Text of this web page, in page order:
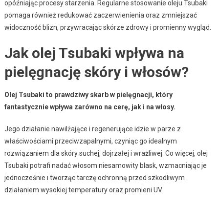
opóźniając procesy starzenia. Regularne stosowanie oleju Tsubaki
pomaga również redukować zaczerwienienia oraz zmniejszać
widoczność blizn, przywracając skórze zdrowy i promienny wygląd.
Jak olej Tsubaki wpływa na
pielęgnację skóry i włosów?
Olej Tsubaki to prawdziwy skarb w pielęgnacji, który
fantastycznie wpływa zarówno na cerę, jak i na włosy.
Jego działanie nawilżające i regenerujące idzie w parze z
właściwościami przeciwzapalnymi, czyniąc go idealnym
rozwiązaniem dla skóry suchej, dojrzałej i wrażliwej. Co więcej, olej
Tsubaki potrafi nadać włosom niesamowity blask, wzmacniając je
jednocześnie i tworząc tarczę ochronną przed szkodliwym
działaniem wysokiej temperatury oraz promieni UV.